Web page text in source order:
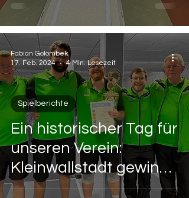
Ein historischer Tag für
unseren Verein:
Kleinwallstadt gewinnt
zum ersten Mal in
Spielberichte
Fabian Golombek
17. Feb. 2024
4 Min. Lesezeit